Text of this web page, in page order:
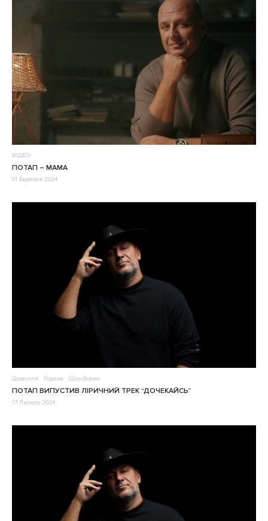
ВІДЕО
ПОТАП – МАМА
01 Березня 2024
Дозвілля Родина Шоу-бізнес
ПОТАП ВИПУСТИВ ЛІРИЧНИЙ ТРЕК “ДОЧЕКАЙСЬ”
17 Лютого 2024